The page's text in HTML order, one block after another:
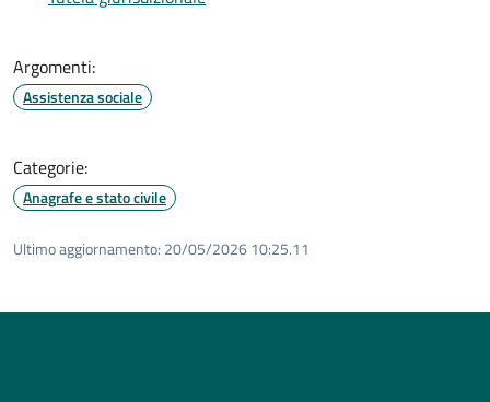
Argomenti:
Assistenza sociale
Categorie:
Anagrafe e stato civile
Ultimo aggiornamento: 20/05/2026 10:25.11